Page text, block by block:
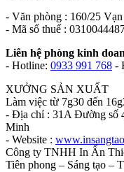
- Văn phòng : 160/25
- Mã số thuế :
Liên hệ phòng kinh
- Hotline: 0933 991 768 -
XƯỞNG SẢN XUẤT
Làm việc từ 7g30 đến
- Địa chỉ : 31A Đường số
Minh
- Website :
Công ty TNHH In Ấn
Tiên phong – Sáng tạo –